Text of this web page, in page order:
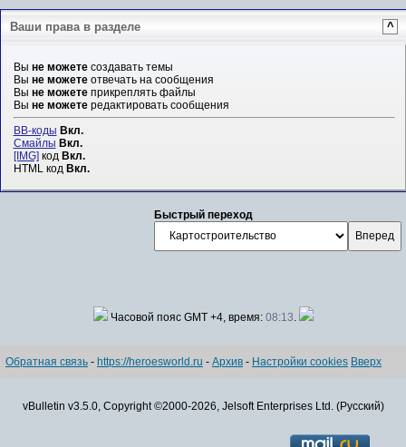
Ваши права в разделе ^
Вы не можетесоздавать темы
Вы не можетеотвечать на сообщения
Вы не можетеприкреплять файлы
Вы не можетередактировать сообщения
BB-коды Вкл.
Смайлы Вкл.
[IMG]код Вкл.
HTML код Вкл.
Быстрый переход
Часовой пояс GMT +4, время: 08:13.
Обратная связь - https://heroesworld.ru - Архив - Настройки cookies Вверх
vBulletin v3.5.0, Copyright ©2000-2026, Jelsoft Enterprises Ltd. (Русский)